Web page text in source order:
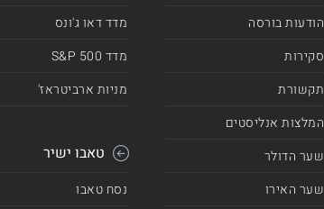
הודעות בורסה
סקירות
תקשורת
המלצות אנליסטים
שער הדולר
שער האירו
מדד דאו ג'ונס
מדד 500 S&P
מניות ארביטראז'
טאבו ישיר
נסח טאבו